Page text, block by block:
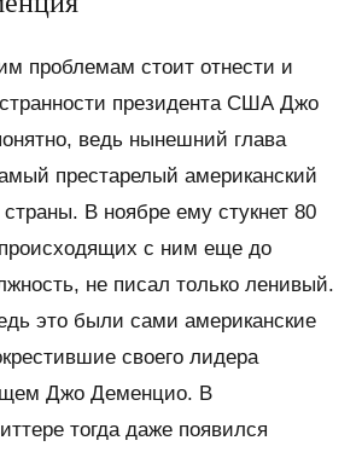
проблемам стоит отнести и
президента США Джо
ведь нынешний глава
престарелый американский
В ноябре ему стукнет 80
с ним еще до
не писал только ленивый.
это были сами американские
своего лидера
Джо Деменцио. В
тогда даже появился